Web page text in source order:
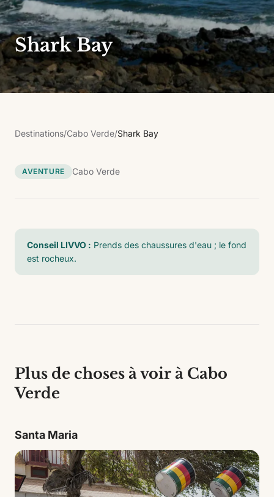
Shark Bay
Destinations/Cabo Verde/Shark Bay
AVENTURE Cabo Verde
Conseil LIVVO : Prends des chaussures d'eau ; le fond
est rocheux.
Plus de choses à voir à Cabo
Verde
Santa Maria